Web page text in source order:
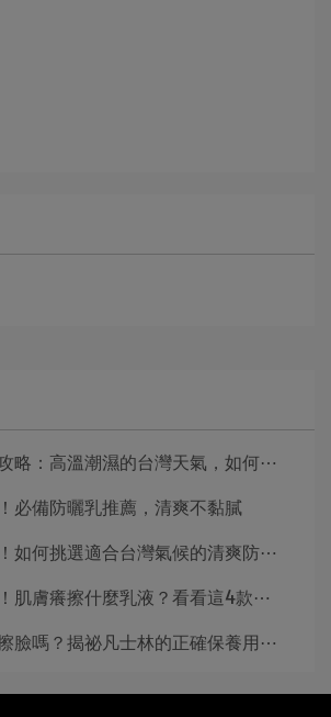
略：高溫潮濕的台灣天氣，如何⋯
必備防曬乳推薦，清爽不黏膩
如何挑選適合台灣氣候的清爽防⋯
肌膚癢擦什麼乳液？看看這4款⋯
臉嗎？揭祕凡士林的正確保養用⋯